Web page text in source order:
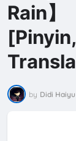
Rain】
by Didi